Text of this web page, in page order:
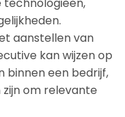
technologieën,
aanstellen van
kan wijzen op
binnen een bedrijf,
om relevante